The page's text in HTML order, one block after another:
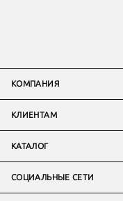
КОМПАНИЯ
КЛИЕНТАМ
КАТАЛОГ
СОЦИАЛЬНЫЕ СЕТИ